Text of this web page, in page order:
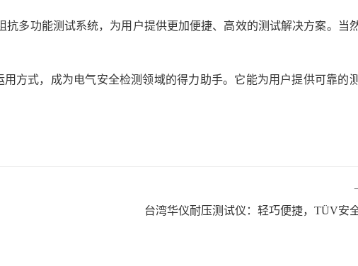
多功能测试系统，为用户提供更加便捷、高效的测试解决方案。当
方式，成为电气安全检测领域的得力助手。它能为用户提供可靠的
台湾华仪耐压测试仪：轻巧便捷，TÜV安